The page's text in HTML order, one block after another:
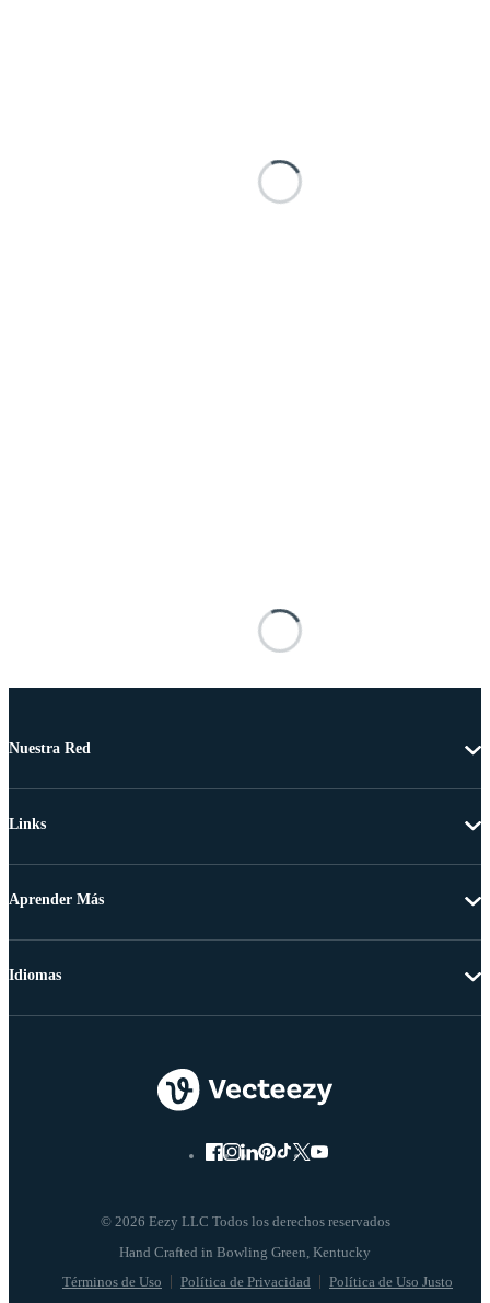
Nuestra Red
Links
Aprender Más
© 2026 Eezy LLC Todos los derechos reservados
Términos de Uso Política de Privacidad Política de Uso Justo
Idiomas